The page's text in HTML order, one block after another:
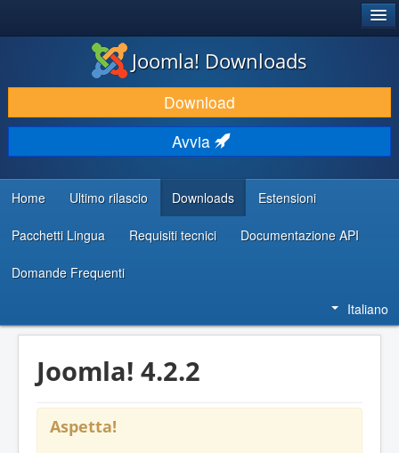
SCARICA & ESTENDI
SCOPRI & IMPARA
COMUNITÀ & SUPPORTO
RISORSE PER SVILUPPATORI
Joomla! Downloads
Download
Avvia
Home Ultimo rilascio Downloads Estensioni
Pacchetti Lingua Requisiti tecnici Documentazione API
Domande Frequenti
Italiano
Joomla! 4.2.2
Aspetta!